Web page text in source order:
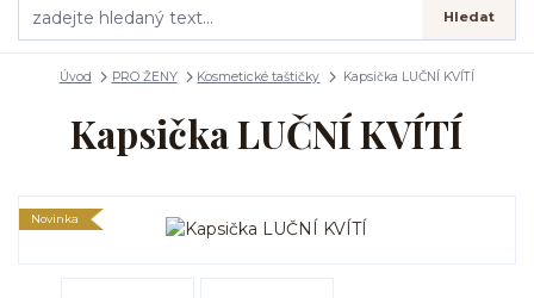
Hledat
Úvod PRO ŽENY Kosmetické taštičky Kapsička LUČNÍ KVÍTÍ
Kapsička LUČNÍ KVÍTÍ
Novinka